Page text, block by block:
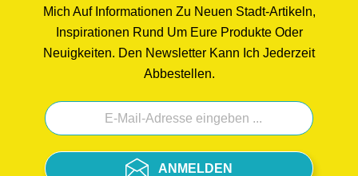
Mich Auf Informationen Zu Neuen Stadt-Artikeln,
Inspirationen Rund Um Eure Produkte Oder
Neuigkeiten. Den Newsletter Kann Ich Jederzeit
Abbestellen.
ANMELDEN